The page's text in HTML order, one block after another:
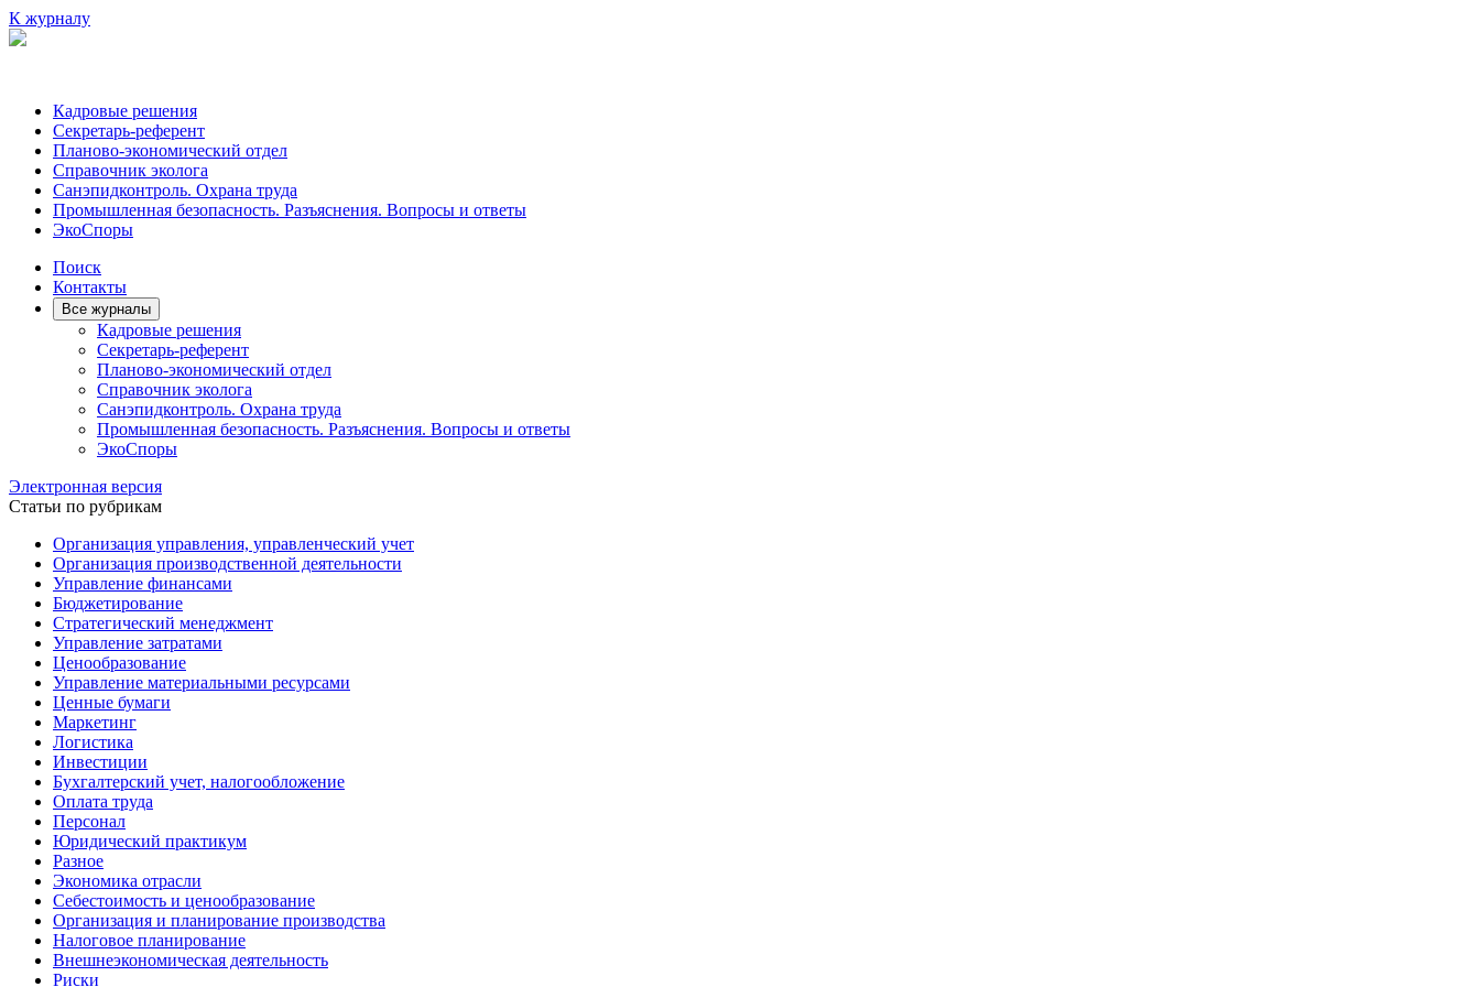
К журналу
Кадровые решения
Секретарь-референт
Планово-экономический отдел
Справочник эколога
Санэпидконтроль. Охрана труда
Промышленная безопасность. Разъяснения. Вопросы и ответы
ЭкоСпоры
Поиск
Контакты
Все журналы
Кадровые решения
Секретарь-референт
Планово-экономический отдел
Справочник эколога
Санэпидконтроль. Охрана труда
Промышленная безопасность. Разъяснения. Вопросы и ответы
ЭкоСпоры
Электронная версия
Статьи по рубрикам
Организация управления, управленческий учет
Организация производственной деятельности
Управление финансами
Бюджетирование
Стратегический менеджмент
Управление затратами
Ценообразование
Управление материальными ресурсами
Ценные бумаги
Маркетинг
Логистика
Инвестиции
Бухгалтерский учет, налогообложение
Оплата труда
Персонал
Юридический практикум
Разное
Экономика отрасли
Себестоимость и ценообразование
Организация и планирование производства
Налоговое планирование
Внешнеэкономическая деятельность
Риски